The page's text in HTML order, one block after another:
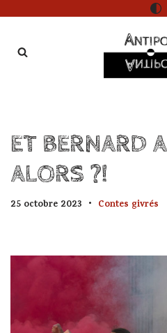
au
ET BERNARD
ALORS ?!
25 octobre 2023 Contes givrés